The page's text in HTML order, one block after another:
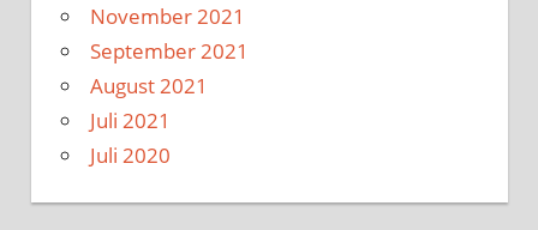
November 2021
September 2021
August 2021
Juli 2021
Juli 2020